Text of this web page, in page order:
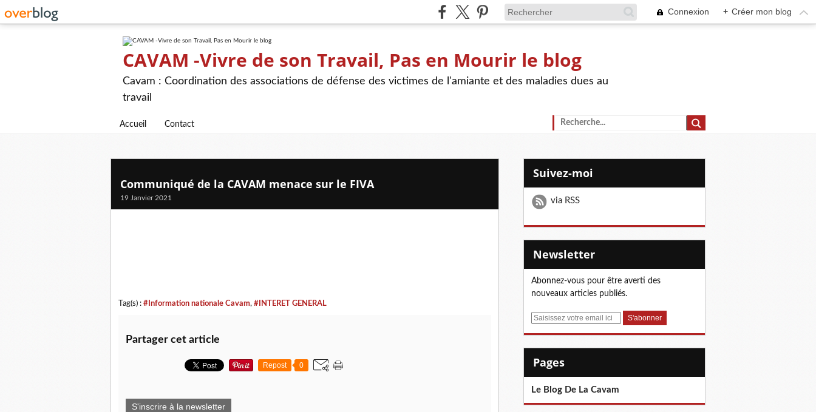
Connexion + Créer mon blog
CAVAM -Vivre de son Travail, Pas en Mourir le blog
Cavam : Coordination des associations de défense des victimes de l'amiante et des maladies dues au
travail
Accueil Contact
Communiqué de la CAVAM menace sur le FIVA
19 Janvier 2021
Tag(s) : #Information nationale Cavam, #INTERET GENERAL
Partager cet article
Repost 0
S'inscrire à la newsletter
Suivez-moi
via RSS
Newsletter
Abonnez-vous pour être averti des
nouveaux articles publiés.
E
Pages
Le Blog De La Cavam